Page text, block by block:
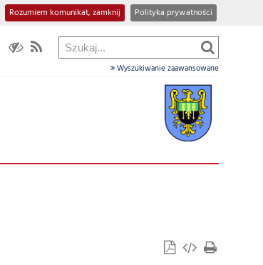
Rozumiem komunikat, zamknij Polityka prywatności
Wyszukiwanie zaawansowane